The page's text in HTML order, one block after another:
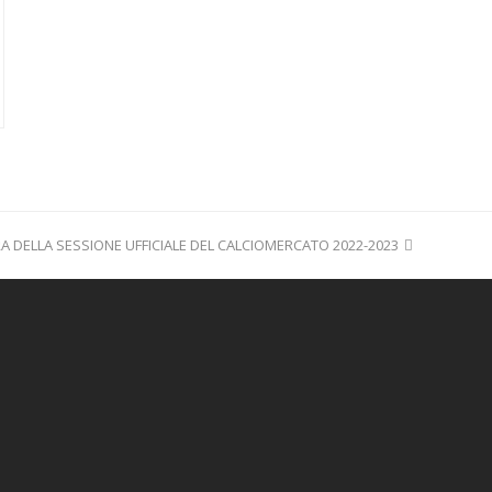
DELLA SESSIONE UFFICIALE DEL CALCIOMERCATO 2022-2023